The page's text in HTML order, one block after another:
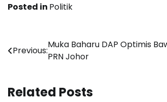
Posted in Politik
Post
Previous:
Muka Baharu DAP Optimis
PRN Johor
Related Posts